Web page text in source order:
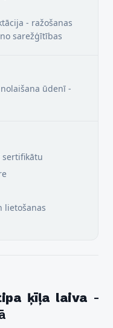
- ražošanas
sarežģītības
ūdenī -
sertifikātu
lietošanas
ķīļa laiva -